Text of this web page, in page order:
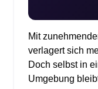
Mit
verlagert sich
Doch selbst in
Umgebung